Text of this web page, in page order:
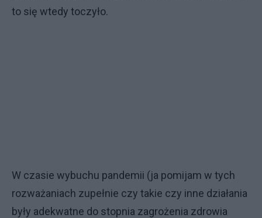
to się wtedy toczyło.
W czasie wybuchu pandemii (ja pomijam w tych
rozważaniach zupełnie czy takie czy inne działania
były adekwatne do stopnia zagrożenia zdrowia